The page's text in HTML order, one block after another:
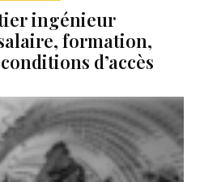
ingénieur
formation,
d’accès